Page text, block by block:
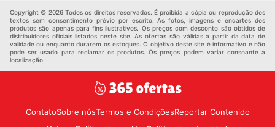
Copyright © 2026 Todos os direitos reservados. É proibida a cópia ou reprodução dos
textos sem consentimento prévio por escrito. As fotos, imagens e encartes dos
produtos são apenas para fins ilustrativos. Os preços com desconto são obtidos de
distribuidores oficiais listados neste site. As ofertas são válidas a partir da data de
validade ou enquanto durarem os estoques. O objetivo deste site é informativo e não
pode ser usado para reclamar os produtos. Os preços podem variar consoante a
localização.
ContatoSobre nósTermos e CondiçõesReportar Contenido